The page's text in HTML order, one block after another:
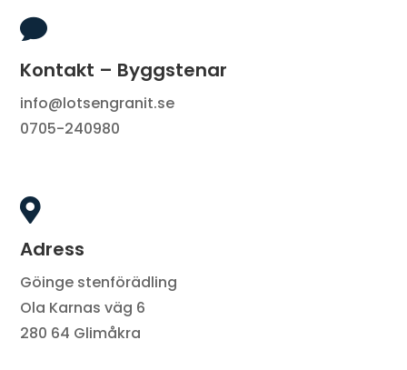

Kontakt – Byggstenar
info@lotsengranit.se
0705-240980

Adress
Göinge stenförädling
Ola Karnas väg 6
280 64 Glimåkra